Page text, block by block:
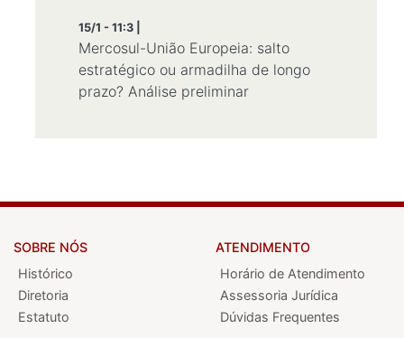
15/1 - 11:3 |
Mercosul-União Europeia: salto
estratégico ou armadilha de longo
prazo? Análise preliminar
SOBRE NÓS
Histórico
Diretoria
Estatuto
ATENDIMENTO
Horário de Atendimento
Assessoria Jurídica
Dúvidas Frequentes